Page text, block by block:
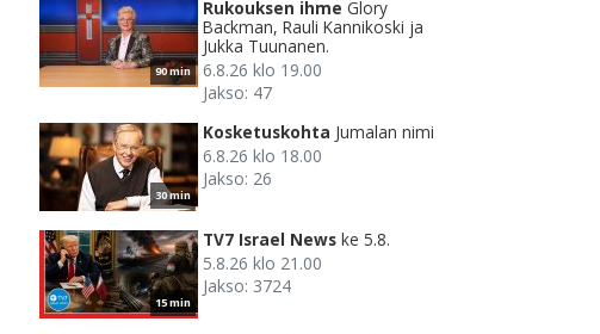
90 min
Rukouksen ihme Glory
Backman, Rauli Kannikoski ja
Jukka Tuunanen.
6.8.26 klo 19.00
Jakso: 47
30 min
Kosketuskohta Jumalan nimi
6.8.26 klo 18.00
Jakso: 26
15 min
TV7 Israel News ke 5.8.
5.8.26 klo 21.00
Jakso: 3724